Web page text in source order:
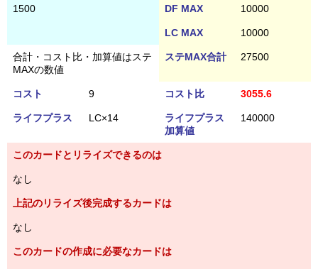
1500 DF MAX 10000
LC MAX 10000
合計・コスト比・加算値はステ
MAXの数値
ステMAX合計 27500
コスト 9 コスト比 3055.6
ライフプラス LC×14
ライフプラス
加算値
140000
このカードとリライズできるのは
なし
上記のリライズ後完成するカードは
なし
このカードの作成に必要なカードは